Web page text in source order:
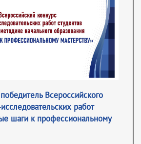
Всероссийского
работ
шаги к профессиональному